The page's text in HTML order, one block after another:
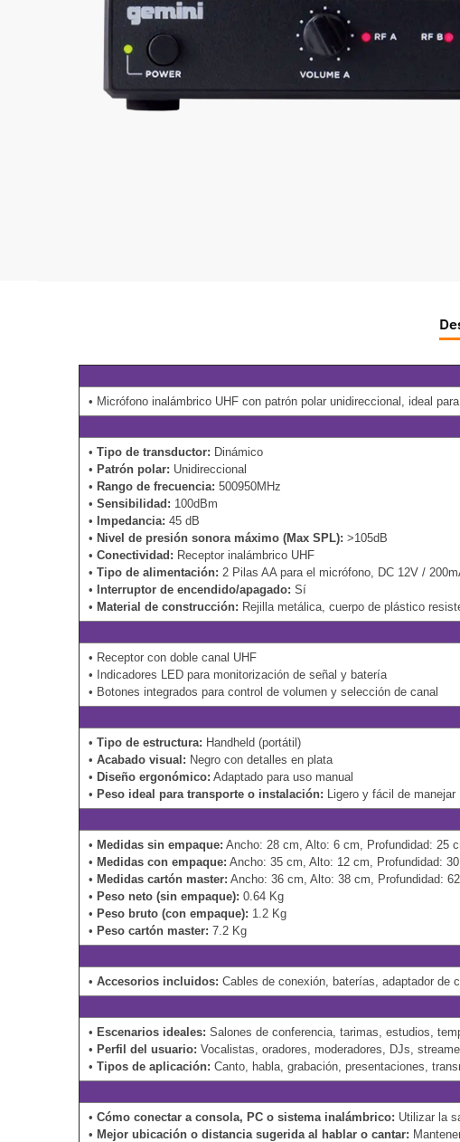
• Micrófono inalámbrico UHF con patrón polar unidireccional, ideal
•Tipo de transductor: Dinámico
• Patrón polar: Unidireccional
• Rango de frecuencia: 500950MHz
•Sensibilidad: 100dBm
•
Impedancia: 45 dB
• Nivel de presión sonora máximo (Max SPL): >105dB
•Conectividad: Receptor inalámbrico UHF
•Tipo de alimentación: 2 Pilas AA para el micrófono, DC 12V /
•
Interruptor de encendido/apagado: Sí
• Material de construcción: Rejilla metálica, cuerpo de plástico
• Receptor con doble canal UHF
• Indicadores LED para monitorización de señal y batería
• Botones integrados para control de volumen y selección de canal
•Tipo de estructura: Handheld (portátil)
•Acabado visual: Negro con detalles en plata
• Diseño ergonómico: Adaptado para uso manual
• Peso ideal para transporte o instalación: Ligero y fácil de manejar
• Medidas sin empaque: Ancho: 28 cm, Alto: 6 cm, Profundidad: 25
• Medidas con empaque: Ancho: 35 cm, Alto: 12 cm, Profundidad:
• Medidas cartón master: Ancho: 36 cm, Alto: 38 cm, Profundidad:
• Peso neto (sin empaque): 0.64 Kg
• Peso bruto (con empaque): 1.2 Kg
• Peso cartón master: 7.2 Kg
•Accesorios incluidos: Cables de conexión, baterías, adaptador de
• Escenarios ideales: Salones de conferencia, tarimas, estudios,
• Perfil del usuario: Vocalistas, oradores, moderadores, DJs,
•Tipos de aplicación: Canto, habla, grabación, presentaciones,
•Cómo conectar a consola, PC o sistema inalámbrico: Utilizar la
• Mejor ubicación o distancia sugerida al hablar o cantar: